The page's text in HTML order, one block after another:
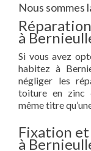
Nous sommes
à
Si vous avez
habitez à
négliger les
toiture en zinc
même titre
Fixation
à